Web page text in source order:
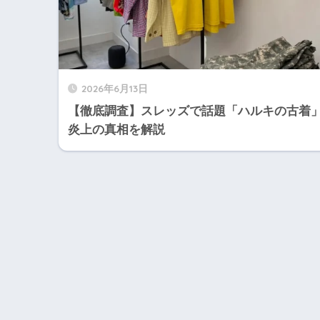
2026年6月13日
【徹底調査】スレッズで話題「ハルキの古着
炎上の真相を解説